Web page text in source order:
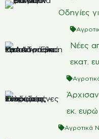
Οδηγίες
Νέες
εκατ.
Άρχισαν
εκ. ευρώ
Αγροτικά